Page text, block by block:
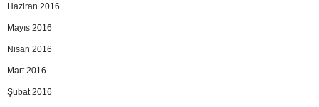
Haziran 2016
Mayıs 2016
Nisan 2016
Mart 2016
Şubat 2016